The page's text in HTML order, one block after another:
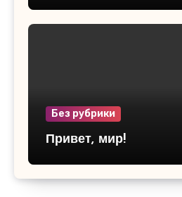
Без рубрики
Привет, мир!